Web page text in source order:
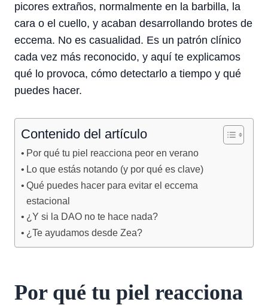
picores extraños, normalmente en la barbilla, la
cara o el cuello, y acaban desarrollando brotes de
eccema. No es casualidad. Es un patrón clínico
cada vez más reconocido, y aquí te explicamos
qué lo provoca, cómo detectarlo a tiempo y qué
puedes hacer.
Contenido del artículo
Por qué tu piel reacciona peor en verano
Lo que estás notando (y por qué es clave)
Qué puedes hacer para evitar el eccema
estacional
¿Y si la DAO no te hace nada?
¿Te ayudamos desde Zea?
Por qué tu piel reacciona